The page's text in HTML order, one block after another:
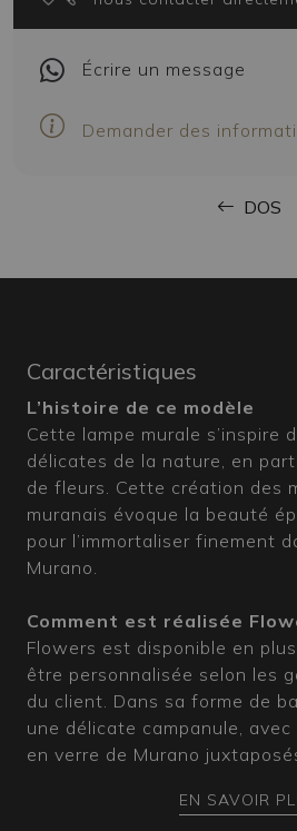
Écrire un message
Demander des
DOS
Caractéristiques
L’histoire de ce modèle
Cette lampe murale s’inspire
délicates de la nature, en
de fleurs. Cette création des
muranais évoque la beauté
pour l’immortaliser finement
Murano.
Comment est réalisée
Flowers est disponible en
être personnalisée selon les
du client. Dans sa forme de
une délicate campanule,
en verre de Murano
versions plus grandes, sa
EN SAVOIR